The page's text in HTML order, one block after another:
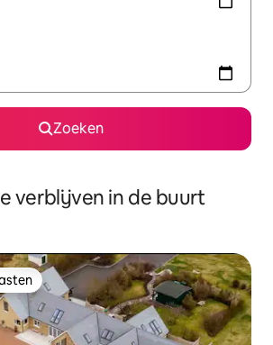
Zoeken
verblijven in de buurt